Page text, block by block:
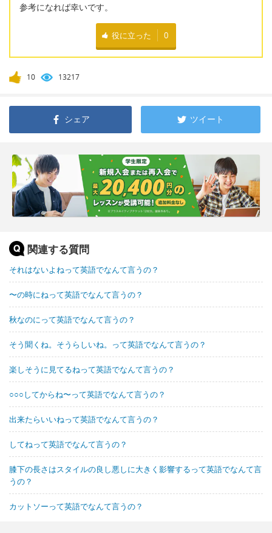
参考になれば幸いです。
役に立った 0
10 13217
シェア ツイート
関連する質問
それはないよねって英語でなんて言うの？
〜の時にねって英語でなんて言うの？
秋なのにって英語でなんて言うの？
そう聞くね。そうらしいね。って英語でなんて言うの？
楽しそうに見てるねって英語でなんて言うの？
○○○してからね〜って英語でなんて言うの？
出来たらいいねって英語でなんて言うの？
してねって英語でなんて言うの？
膝下の長さはスタイルの良し悪しに大きく影響するって英語でなんて言
うの？
カットソーって英語でなんて言うの？